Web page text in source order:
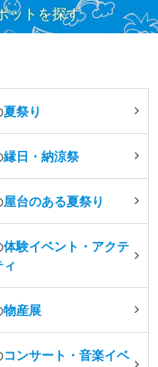
ットを探す
夏祭り
縁日・納涼祭
屋台のある夏祭り
体験イベント・アクテ
物産展
コンサート・音楽イベ